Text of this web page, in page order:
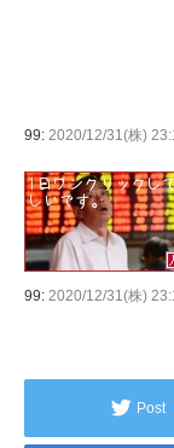
99: 2020/12/31(株)
99: 2020/12/31(株)
Post